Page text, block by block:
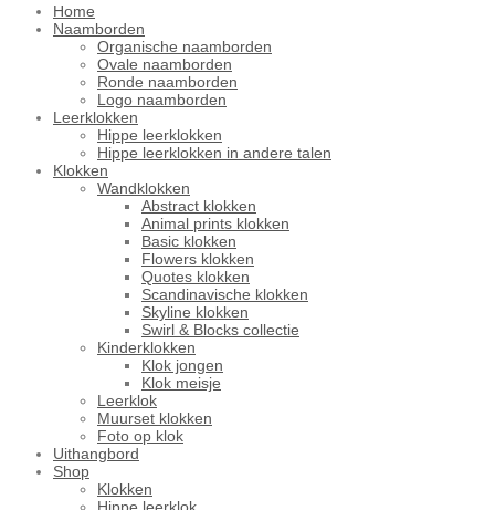
Home
Naamborden
Organische naamborden
Ovale naamborden
Ronde naamborden
Logo naamborden
Leerklokken
Hippe leerklokken
Hippe leerklokken in andere talen
Klokken
Wandklokken
Abstract klokken
Animal prints klokken
Basic klokken
Flowers klokken
Quotes klokken
Scandinavische klokken
Skyline klokken
Swirl & Blocks collectie
Kinderklokken
Klok jongen
Klok meisje
Leerklok
Muurset klokken
Foto op klok
Uithangbord
Shop
Klokken
Hippe leerklok